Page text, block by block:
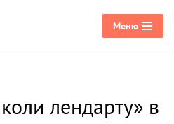
Меню
лендарту» в